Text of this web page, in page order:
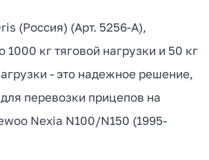
(Россия) (Арт. 5256-A),
кг тяговой нагрузки и 50 кг
- это надежное решение,
перевозки прицепов на
Nexia N100/N150 (1995-